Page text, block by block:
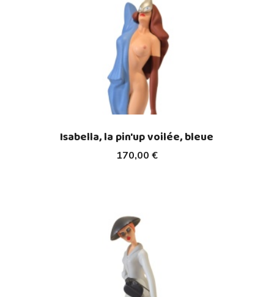
170,00 €
Isabella, la pin'up voilée, bleue